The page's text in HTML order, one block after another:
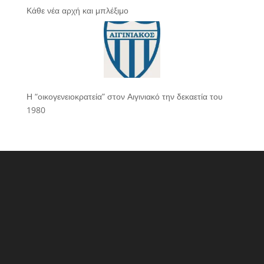
Κάθε νέα αρχή και μπλέξιμο
Η “οικογενειοκρατεία” στον Αιγινιακό την δεκαετία του
1980